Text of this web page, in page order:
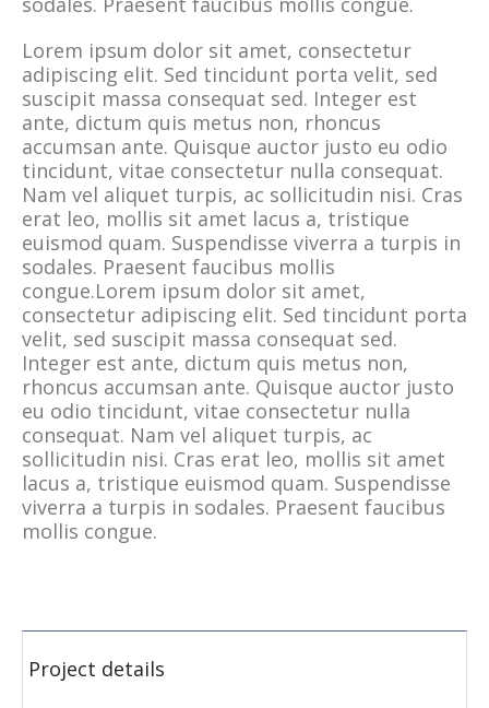
Lorem ipsum dolor sit amet, consectetur
adipiscing elit. Sed tincidunt porta velit, sed
suscipit massa consequat sed. Integer est
ante, dictum quis metus non, rhoncus
accumsan ante. Quisque auctor justo eu odio
tincidunt, vitae consectetur nulla consequat.
Nam vel aliquet turpis, ac sollicitudin nisi. Cras
erat leo, mollis sit amet lacus a, tristique
euismod quam. Suspendisse viverra a turpis in
sodales. Praesent faucibus mollis
congue.Lorem ipsum dolor sit amet,
consectetur adipiscing elit. Sed tincidunt porta
velit, sed suscipit massa consequat sed.
Integer est ante, dictum quis metus non,
rhoncus accumsan ante. Quisque auctor justo
eu odio tincidunt, vitae consectetur nulla
consequat. Nam vel aliquet turpis, ac
sollicitudin nisi. Cras erat leo, mollis sit amet
lacus a, tristique euismod quam. Suspendisse
viverra a turpis in sodales. Praesent faucibus
mollis congue.
Project details